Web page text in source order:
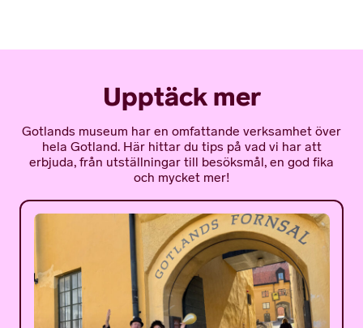
Upptäck mer
Gotlands museum har en omfattande verksamhet över
hela Gotland. Här hittar du tips på vad vi har att
erbjuda, från utställningar till besöksmål, en god fika
och mycket mer!